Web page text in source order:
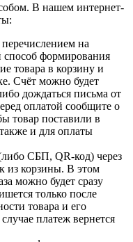
В нашем интернет-
на
формирования
товара в корзину и
Счёт можно будет
дождаться письма от
оплатой сообщите о
товар поставили в
и для оплаты
СБП, QR-код) через
из корзины. В этом
можно будет сразу
только после
товара и его
платеж вернется